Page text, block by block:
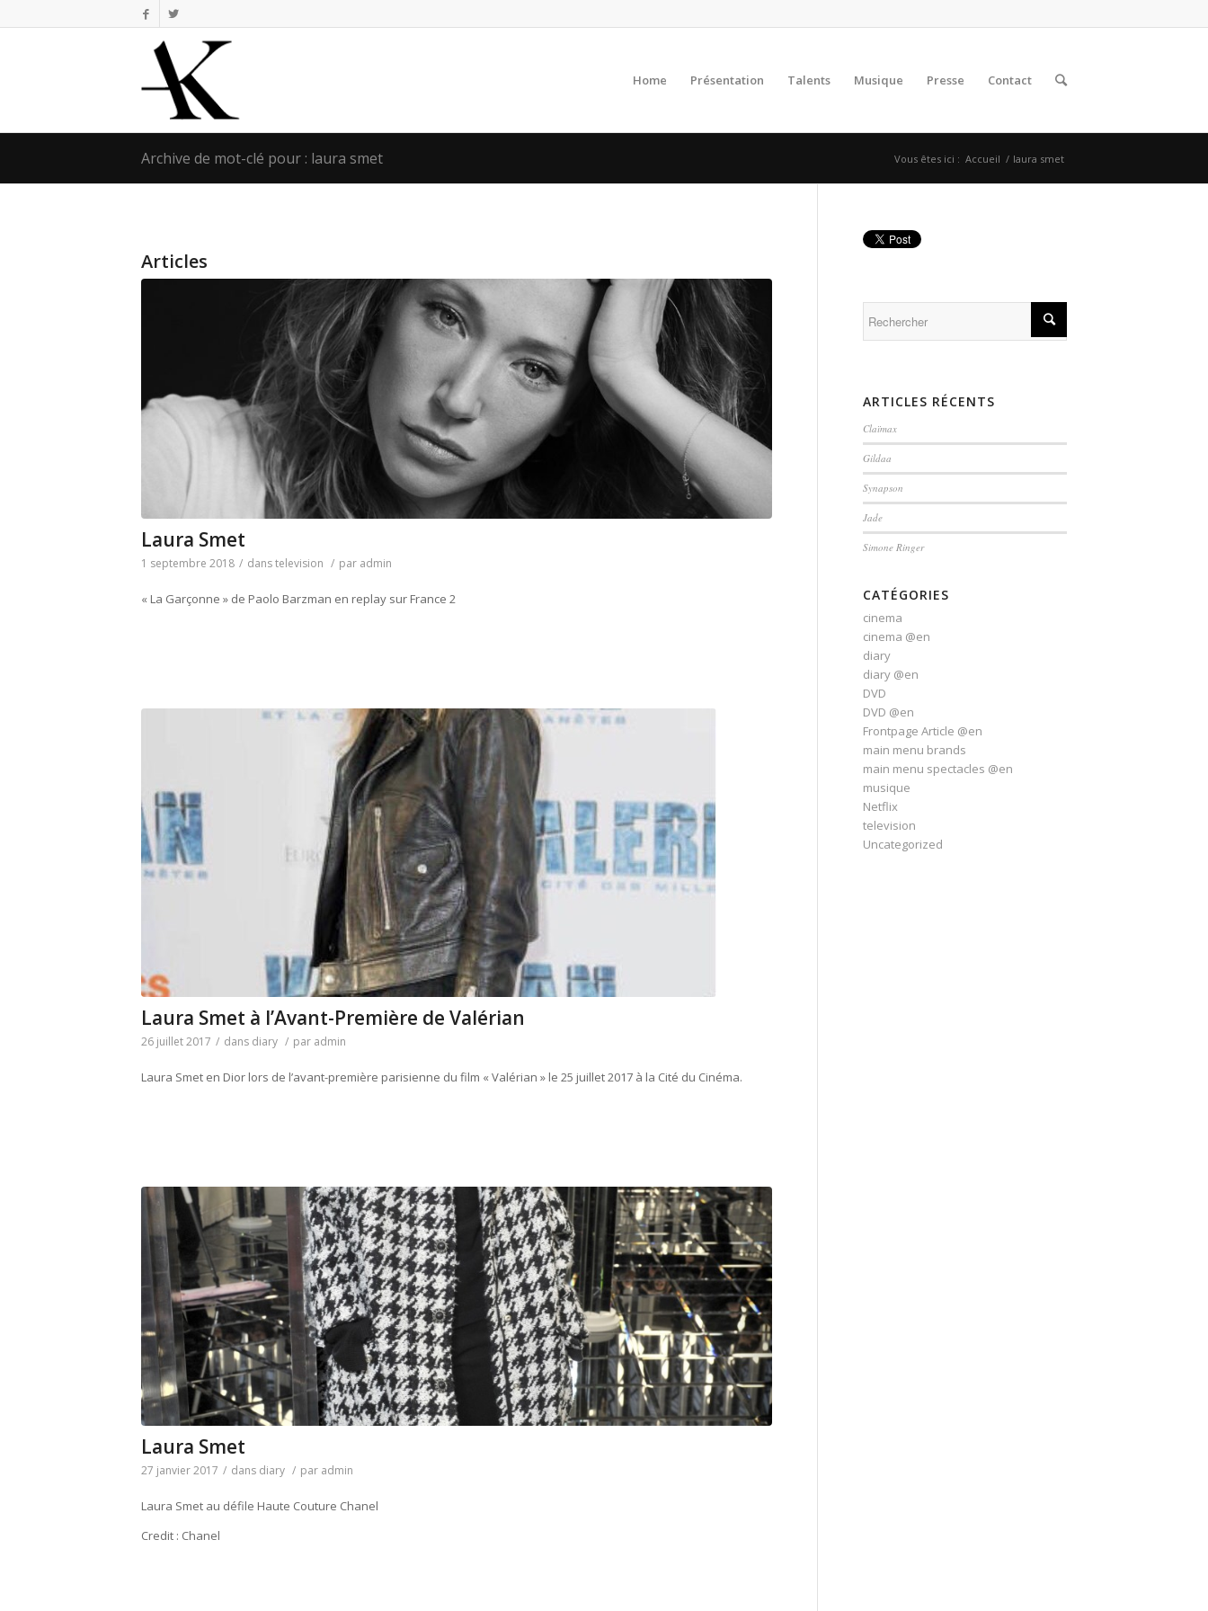
Home Présentation Talents Musique Presse Contact
Archive de mot-clé pour : laura smet Vous êtes ici : Accueil / laura smet
Articles
Laura Smet
1 septembre 2018 / danstelevision / par admin
« La Garçonne » de Paolo Barzman en replay sur France 2
Laura Smet à l’Avant-Première de Valérian
26 juillet 2017 / dans diary / par admin
Laura Smet en Dior lors de l’avant-première parisienne du film « Valérian » le 25 juillet 2017 à la Cité du Cinéma.
Laura Smet
27 janvier 2017 / dans diary / par admin
Laura Smet au défile Haute Couture Chanel
Credit : Chanel
ARTICLES RÉCENTS
Claïmax
Gildaa
Synapson
Jade
Simone Ringer
CATÉGORIES
cinema
cinema @en
diary
diary @en
DVD
DVD @en
Frontpage Article @en
main menu brands
main menu spectacles @en
musique
Netflix
television
Uncategorized